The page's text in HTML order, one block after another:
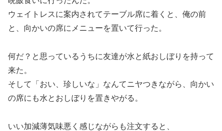
ウェイトレスに案内されてテーブル席に着くと、俺の前
と、向かいの席にメニューを置いて行った。
何だ？と思っているうちに友達が水と紙おしぼりを持って
来た。
そして「おい、珍しいな」なんてニヤつきながら、向かい
の席にも水とおしぼりを置きやがる。
いい加減薄気味悪く感じながらも注文すると、